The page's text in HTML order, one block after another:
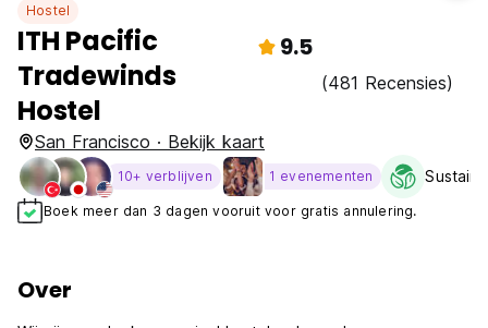
Hostel
ITH Pacific
Tradewinds
Hostel
9.5
(481 Recensies)
San Francisco · Bekijk kaart
10+ verblijven 1 evenementen
Boek meer dan 3 dagen vooruit voor gratis annulering.
Over